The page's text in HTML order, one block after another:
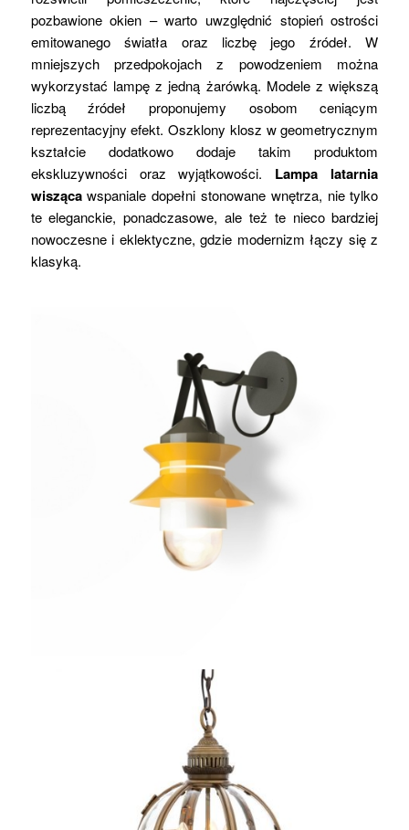
pozbawione okien – warto uwzględnić stopień ostrości
emitowanego światła oraz liczbę jego źródeł. W
mniejszych przedpokojach z powodzeniem można
wykorzystać lampę z jedną żarówką. Modele z większą
liczbą źródeł proponujemy osobom ceniącym
reprezentacyjny efekt. Oszklony klosz w geometrycznym
kształcie dodatkowo dodaje takim produktom
ekskluzywności oraz wyjątkowości. Lampa latarnia
wiszącawspaniale dopełni stonowane wnętrza, nie tylko
te eleganckie, ponadczasowe, ale też te nieco bardziej
nowoczesne i eklektyczne, gdzie modernizm łączy się z
klasyką.